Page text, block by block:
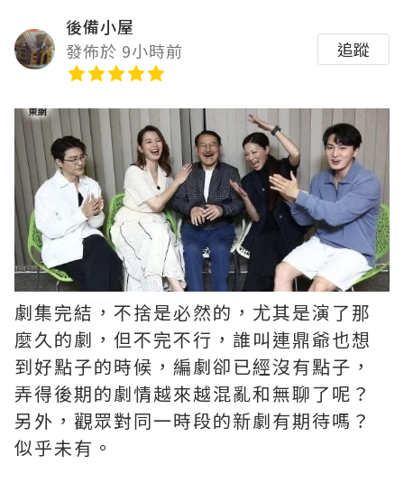
後備小屋
發佈於 9小時前
追蹤
劇集完結，不捨是必然的，尤其是演了那
麼久的劇，但不完不行，誰叫連鼎爺也想
到好點子的時候，編劇卻已經沒有點子，
弄得後期的劇情越來越混亂和無聊了呢？ ​​​
另外，觀眾對同一時段的新劇有期待嗎？
似乎未有。